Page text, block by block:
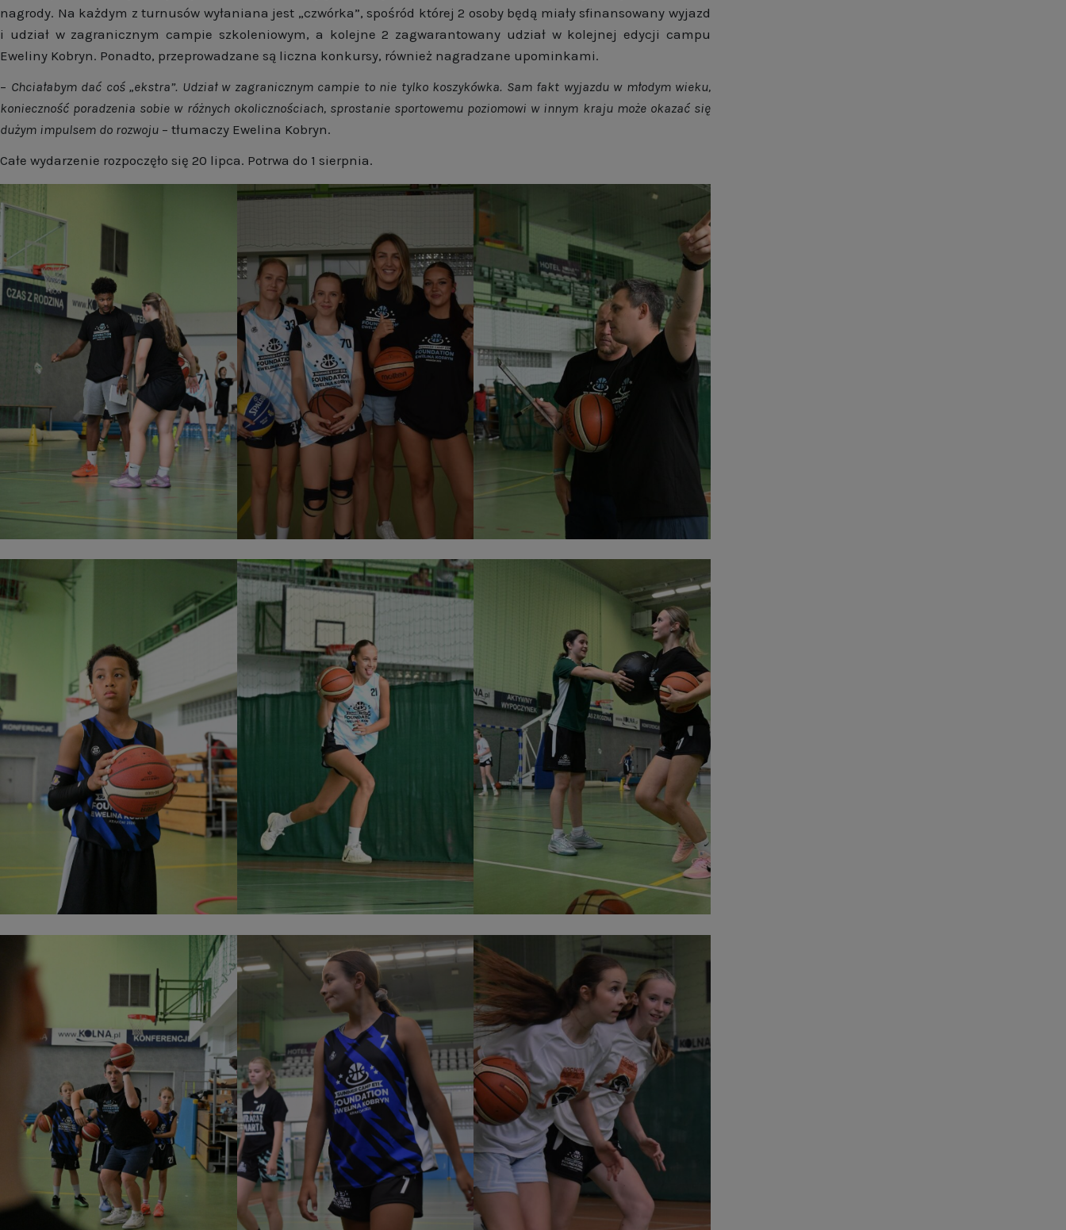
nagrody. Na każdym z turnusów wyłaniana jest „czwórka”, spośród której 2 osoby będą miały sfinansowany wyjazd
i udział w zagranicznym campie szkoleniowym, a kolejne 2 zagwarantowany udział w kolejnej edycji campu
Eweliny Kobryn. Ponadto, przeprowadzane są liczna konkursy, również nagradzane upominkami.
– Chciałabym dać coś „ekstra”. Udział w zagranicznym campie to nie tylko koszykówka. Sam fakt wyjazdu w młodym wieku,
konieczność poradzenia sobie w różnych okolicznościach, sprostanie sportowemu poziomowi w innym kraju może okazać się
dużym impulsem do rozwoju – tłumaczy Ewelina Kobryn.
Całe wydarzenie rozpoczęło się 20 lipca. Potrwa do 1 sierpnia.